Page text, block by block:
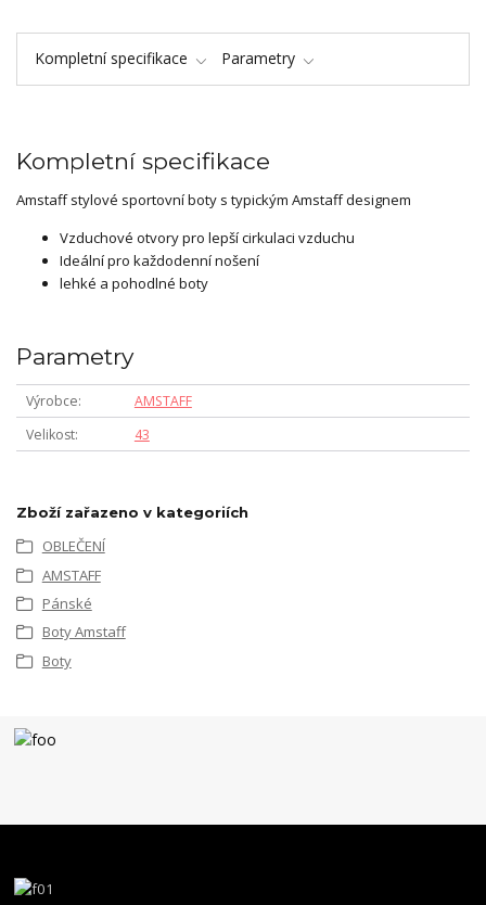
Kompletní specifikace Parametry
Kompletní specifikace
Amstaff stylové sportovní boty s typickým Amstaff designem
Vzduchové otvory pro lepší cirkulaci vzduchu
Ideální pro každodenní nošení
lehké a pohodlné boty
Parametry
Výrobce
AMSTAFF
Velikost
43
Zboží zařazeno v kategoriích
OBLEČENÍ
AMSTAFF
Pánské
Boty Amstaff
Boty